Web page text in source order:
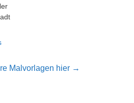
Malvorlagen hier →